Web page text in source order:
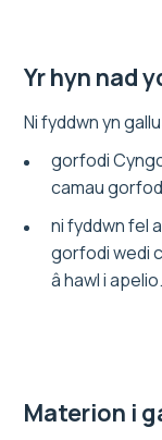
Yr hyn nad
Ni fyddwn yn
gorfodi
camau
ni fyddwn fel
gorfodi wedi
â hawl i apelio.
Materion i